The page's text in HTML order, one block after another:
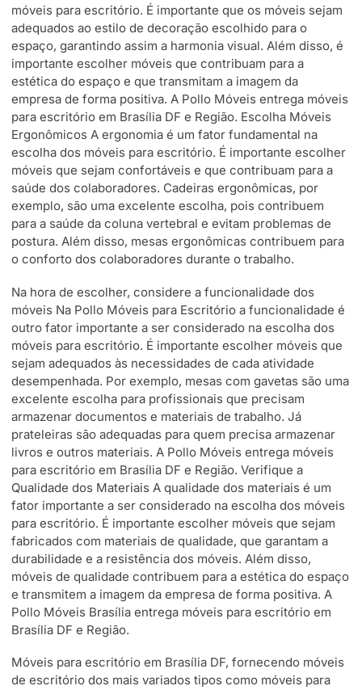
móveis para escritório. É importante que os móveis sejam
adequados ao estilo de decoração escolhido para o
espaço, garantindo assim a harmonia visual. Além disso, é
importante escolher móveis que contribuam para a
estética do espaço e que transmitam a imagem da
empresa de forma positiva. A Pollo Móveis entrega móveis
para escritório em Brasília DF e Região. Escolha Móveis
Ergonômicos A ergonomia é um fator fundamental na
escolha dos móveis para escritório. É importante escolher
móveis que sejam confortáveis e que contribuam para a
saúde dos colaboradores. Cadeiras ergonômicas, por
exemplo, são uma excelente escolha, pois contribuem
para a saúde da coluna vertebral e evitam problemas de
postura. Além disso, mesas ergonômicas contribuem para
o conforto dos colaboradores durante o trabalho.
Na hora de escolher, considere a funcionalidade dos
móveis Na Pollo Móveis para Escritório a funcionalidade é
outro fator importante a ser considerado na escolha dos
móveis para escritório. É importante escolher móveis que
sejam adequados às necessidades de cada atividade
desempenhada. Por exemplo, mesas com gavetas são uma
excelente escolha para profissionais que precisam
armazenar documentos e materiais de trabalho. Já
prateleiras são adequadas para quem precisa armazenar
livros e outros materiais. A Pollo Móveis entrega móveis
para escritório em Brasília DF e Região. Verifique a
Qualidade dos Materiais A qualidade dos materiais é um
fator importante a ser considerado na escolha dos móveis
para escritório. É importante escolher móveis que sejam
fabricados com materiais de qualidade, que garantam a
durabilidade e a resistência dos móveis. Além disso,
móveis de qualidade contribuem para a estética do espaço
e transmitem a imagem da empresa de forma positiva. A
Pollo Móveis Brasília entrega móveis para escritório em
Brasília DF e Região.
Móveis para escritório em Brasília DF, fornecendo móveis
de escritório dos mais variados tipos como móveis para